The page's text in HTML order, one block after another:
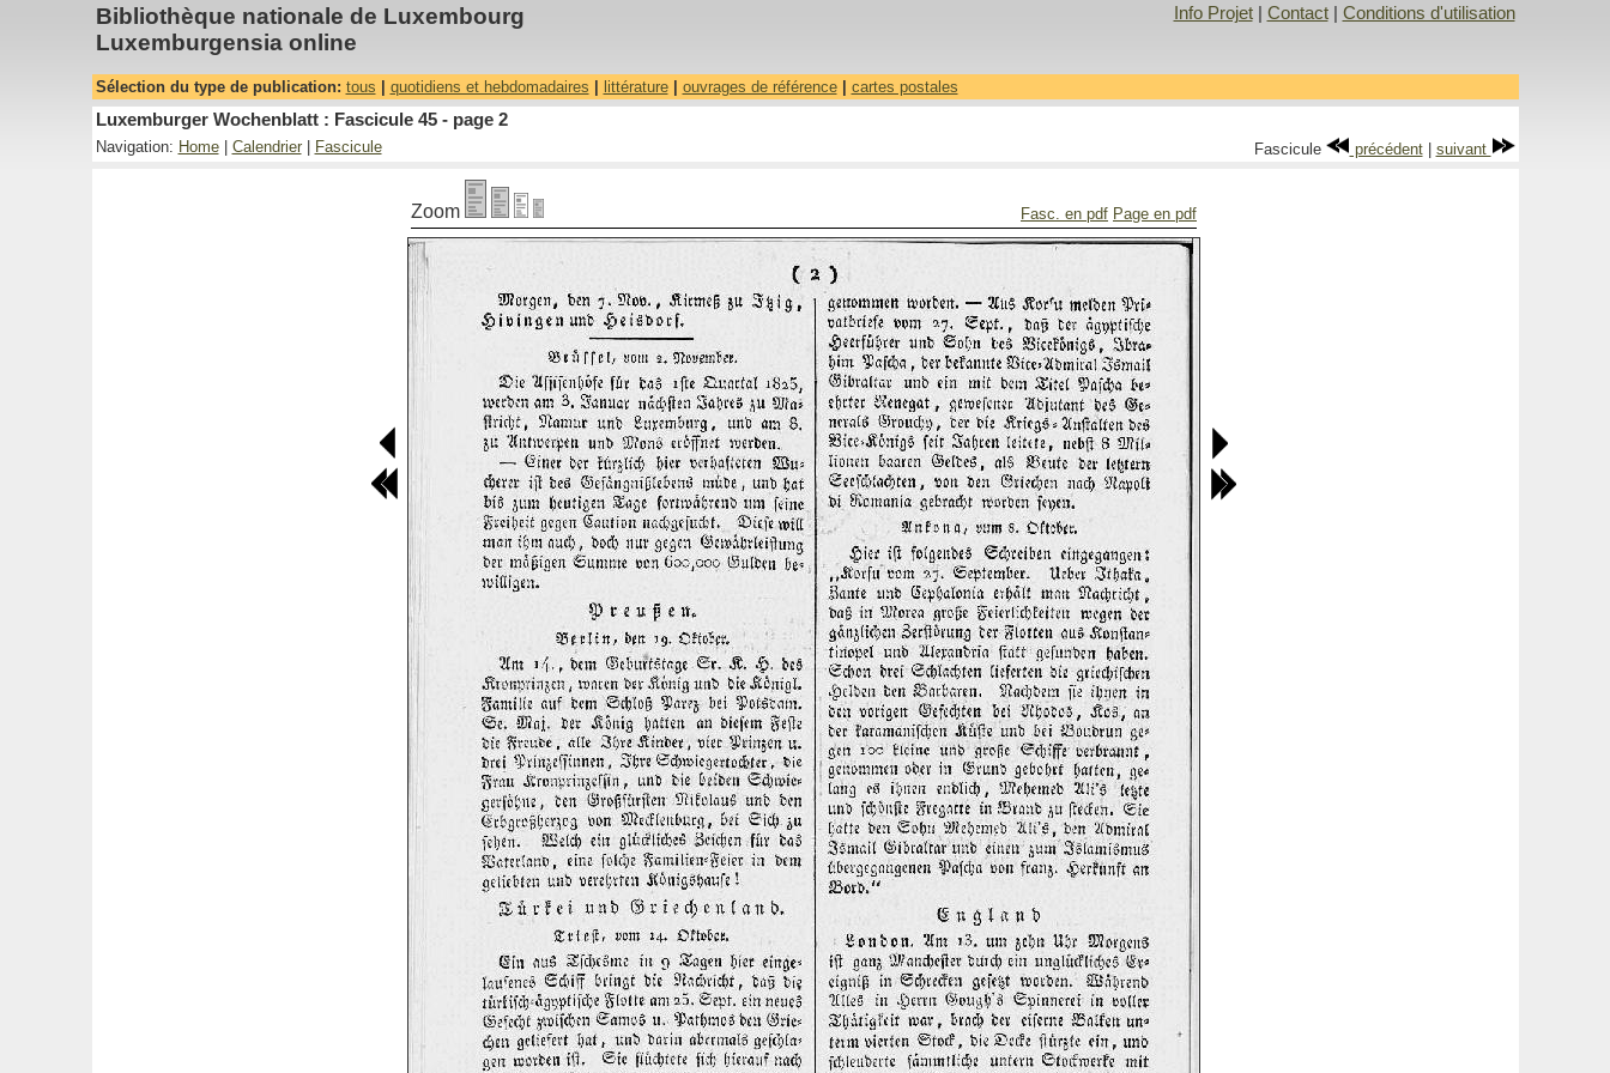
Bibliothèque nationale de Luxembourg
Luxemburgensia online
Info Projet| Contact| Conditions d'utilisation
Sélection du type de publication: tous quotidiens et hebdomadaires littérature| ouvrages de référence| cartes postales
Luxemburger Wochenblatt : Fascicule 45 - page 2
Navigation: Home| Calendrier| Fascicule Fascicule précédent| suivant
Zoom Fasc. en pdf Page en pdf